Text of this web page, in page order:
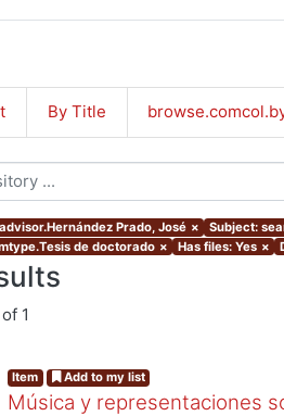
By Title
Prado, José × Subject:
de doctorado × Has files: Yes ×
1
Item Add to my list
Música y representaciones